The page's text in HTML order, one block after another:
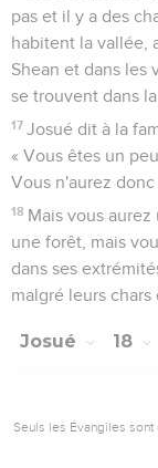
pas et il y a des
habitent la vallée,
Shean et dans les
se trouvent dans
17 Josué dit à la
« Vous êtes un
Vous n'aurez
18 Mais vous
une forêt, mais
dans ses
malgré leurs
Josué 18
Seuls les Évangiles